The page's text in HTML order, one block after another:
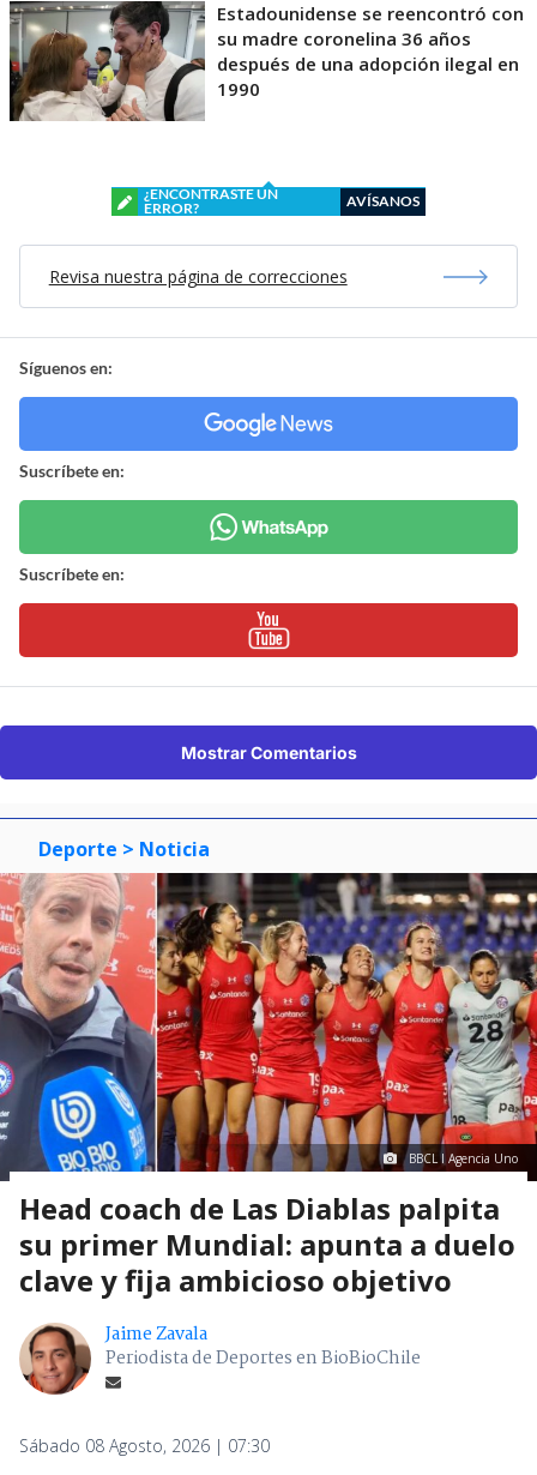
Estadounidense se reencontró con
su madre coronelina 36 años
después de una adopción ilegal en
1990
¿ENCONTRASTE UN
ERROR?
AVÍSANOS
Revisa nuestra página de correcciones
Síguenos en:
Suscríbete en:
Suscríbete en:
Mostrar Comentarios
Deporte > Noticia
BBCL I Agencia Uno
Head coach de Las Diablas palpita
su primer Mundial: apunta a duelo
clave y fija ambicioso objetivo
Jaime Zavala
Periodista de Deportes en BioBioChile
Sábado 08 Agosto, 2026 | 07:30